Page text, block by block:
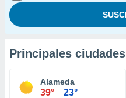
Principales ciudades
Alameda
39° 23°